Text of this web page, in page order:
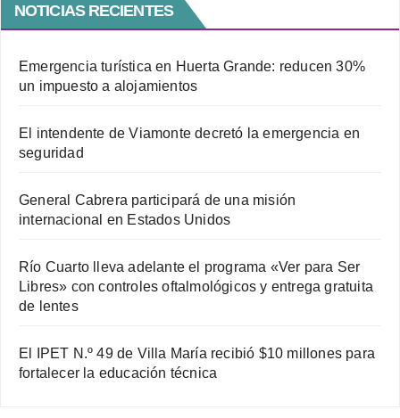
NOTICIAS RECIENTES
Emergencia turística en Huerta Grande: reducen 30%
un impuesto a alojamientos
El intendente de Viamonte decretó la emergencia en
seguridad
General Cabrera participará de una misión
internacional en Estados Unidos
Río Cuarto lleva adelante el programa «Ver para Ser
Libres» con controles oftalmológicos y entrega gratuita
de lentes
El IPET N.º 49 de Villa María recibió $10 millones para
fortalecer la educación técnica